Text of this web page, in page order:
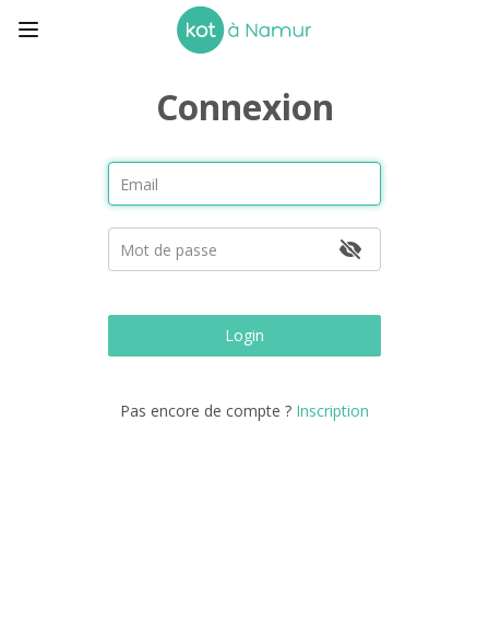
Connexion
Login
Pas encore de compte ? Inscription